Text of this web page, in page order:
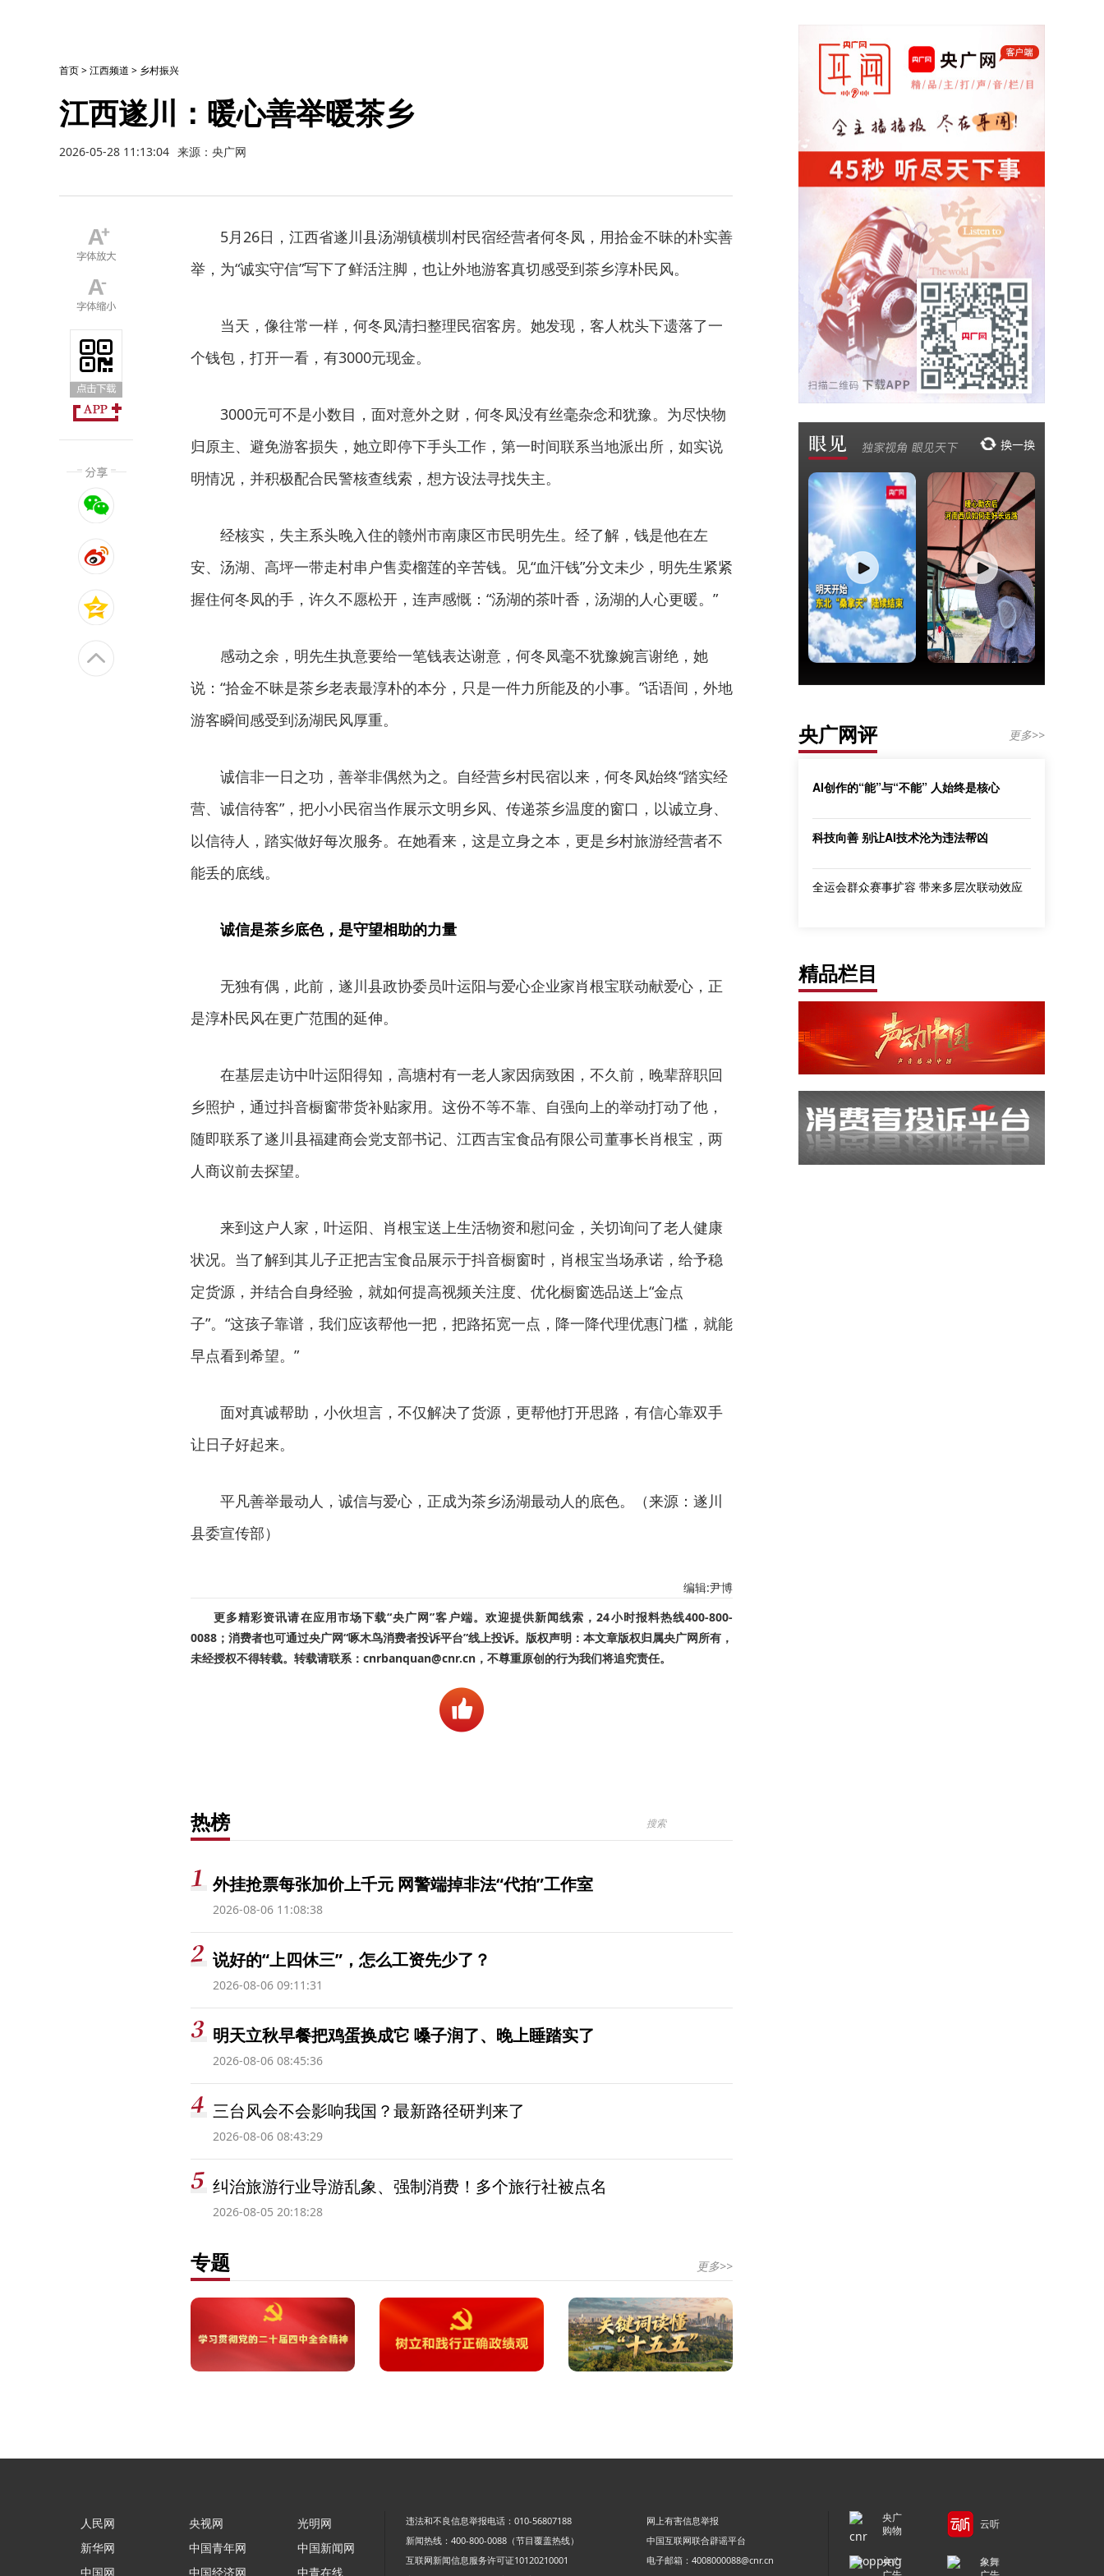
首页>江西频道 > 乡村振兴
江西遂川：暖心善举暖茶乡
2026-05-28 11:13:04 来源：央广网
5月26日，江西省遂川县汤湖镇横圳村民宿经营者何冬凤，用拾金不昧的朴实善
举，为“诚实守信”写下了鲜活注脚，也让外地游客真切感受到茶乡淳朴民风。
当天，像往常一样，何冬凤清扫整理民宿客房。她发现，客人枕头下遗落了一
个钱包，打开一看，有3000元现金。
3000元可不是小数目，面对意外之财，何冬凤没有丝毫杂念和犹豫。为尽快物
归原主、避免游客损失，她立即停下手头工作，第一时间联系当地派出所，如实说
明情况，并积极配合民警核查线索，想方设法寻找失主。
经核实，失主系头晚入住的赣州市南康区市民明先生。经了解，钱是他在左
安、汤湖、高坪一带走村串户售卖榴莲的辛苦钱。见“血汗钱”分文未少，明先生紧紧
握住何冬凤的手，许久不愿松开，连声感慨：“汤湖的茶叶香，汤湖的人心更暖。”
感动之余，明先生执意要给一笔钱表达谢意，何冬凤毫不犹豫婉言谢绝，她
说：“拾金不昧是茶乡老表最淳朴的本分，只是一件力所能及的小事。”话语间，外地
游客瞬间感受到汤湖民风厚重。
诚信非一日之功，善举非偶然为之。自经营乡村民宿以来，何冬凤始终“踏实经
营、诚信待客”，把小小民宿当作展示文明乡风、传递茶乡温度的窗口，以诚立身、
以信待人，踏实做好每次服务。在她看来，这是立身之本，更是乡村旅游经营者不
能丢的底线。
诚信是茶乡底色，是守望相助的力量
无独有偶，此前，遂川县政协委员叶运阳与爱心企业家肖根宝联动献爱心，正
是淳朴民风在更广范围的延伸。
在基层走访中叶运阳得知，高塘村有一老人家因病致困，不久前，晚辈辞职回
乡照护，通过抖音橱窗带货补贴家用。这份不等不靠、自强向上的举动打动了他，
随即联系了遂川县福建商会党支部书记、江西吉宝食品有限公司董事长肖根宝，两
人商议前去探望。
来到这户人家，叶运阳、肖根宝送上生活物资和慰问金，关切询问了老人健康
状况。当了解到其儿子正把吉宝食品展示于抖音橱窗时，肖根宝当场承诺，给予稳
定货源，并结合自身经验，就如何提高视频关注度、优化橱窗选品送上“金点
子”。“这孩子靠谱，我们应该帮他一把，把路拓宽一点，降一降代理优惠门槛，就能
早点看到希望。”
面对真诚帮助，小伙坦言，不仅解决了货源，更帮他打开思路，有信心靠双手
让日子好起来。
平凡善举最动人，诚信与爱心，正成为茶乡汤湖最动人的底色。（来源：遂川
县委宣传部）
编辑:尹博
更多精彩资讯请在应用市场下载“央广网”客户端。欢迎提供新闻线索，24小时报料热线400-800-
0088；消费者也可通过央广网“啄木鸟消费者投诉平台”线上投诉。版权声明：本文章版权归属央广网所有，
未经授权不得转载。转载请联系：cnrbanquan@cnr.cn，不尊重原创的行为我们将追究责任。
热榜
外挂抢票每张加价上千元 网警端掉非法“代拍”工作室
2026-08-06 11:08:38
说好的“上四休三”，怎么工资先少了？
2026-08-06 09:11:31
明天立秋早餐把鸡蛋换成它 嗓子润了、晚上睡踏实了
2026-08-06 08:45:36
三台风会不会影响我国？最新路径研判来了
2026-08-06 08:43:29
纠治旅游行业导游乱象、强制消费！多个旅行社被点名
2026-08-05 20:18:28
专题 更多>>
央广网评 更多>>
AI创作的“能”与“不能” 人始终是核心
科技向善 别让AI技术沦为违法帮凶
全运会群众赛事扩容 带来多层次联动效应
精品栏目
人民网
新华网
中国网
央视网
中国青年网
中国经济网
光明网
中国新闻网
中青在线
违法和不良信息举报电话：010-56807188
网上有害信息举报
新闻热线：400-800-0088（节目覆盖热线）
中国互联网联合辟谣平台
互联网新闻信息服务许可证10120210001
电子邮箱：4008000088@cnr.cn
央广
购物
云听
央广
象舞